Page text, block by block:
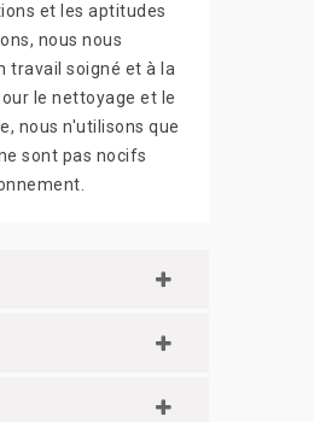
et les aptitudes
nous nous
travail soigné et à la
le nettoyage et le
nous n'utilisons que
sont pas nocifs